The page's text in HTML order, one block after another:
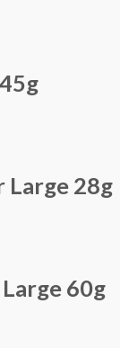
Large 28g
60g